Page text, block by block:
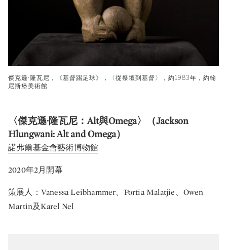
傑克遜·隆瓦尼，《基督踢足球》，〈從祭壇到基督〉，約1983年，約翰
尼斯堡美術館
〈傑克遜·隆瓦尼：Alt與Omega〉（Jackson
Hlungwani: Alt and Omega）
諾弗爾基金會藝術博物館
2020年2月開幕
策展人：Vanessa Leibhammer、Portia Malatjie、Owen
Martin及Karel Nel